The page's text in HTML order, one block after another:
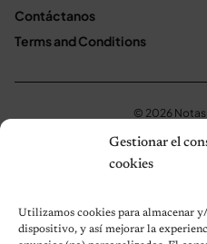
Gestionar el
cookies
Utilizamos cookies para almacenar
dispositivo, y así mejorar la
Contáctanos
Terms and Conditions
© 2026